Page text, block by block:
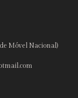
Móvel Nacional)